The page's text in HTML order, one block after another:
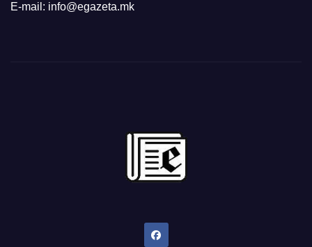
E-mail: info@egazeta.mk